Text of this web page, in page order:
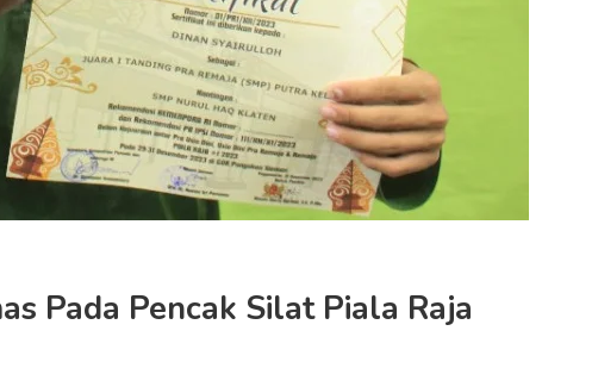
Pada Pencak Silat Piala Raja